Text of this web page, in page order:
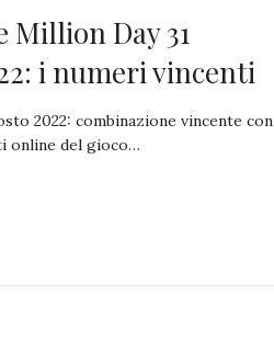
Million Day 31
i numeri vincenti
2022: combinazione vincente con
online del gioco…